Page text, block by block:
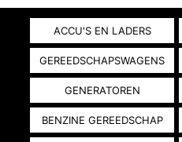
ACCU'S EN LADERS
GEREEDSCHAPSWAGENS
GENERATOREN
BENZINE GEREEDSCHAP